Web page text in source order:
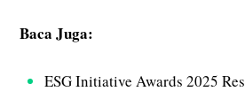
Baca Juga:
ESG Initiative Awards 2025